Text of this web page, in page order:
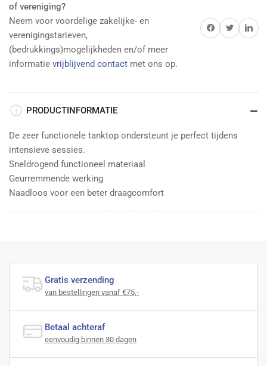
of vereniging?
Neem voor voordelige zakelijke- en
verenigingstarieven,
(bedrukkings)mogelijkheden en/of meer
informatie vrijblijvend contact met ons op.
Delen op Facebook
TwitterDelen
PRODUCTINFORMATIE
De zeer functionele tanktop ondersteunt je perfect tijdens
intensieve sessies.
Sneldrogend functioneel materiaal
Geurremmende werking
Naadloos voor een beter draagcomfort
Gratis verzending
van bestellingen vanaf €75,-
Betaal achteraf
eenvoudig binnen 30 dagen